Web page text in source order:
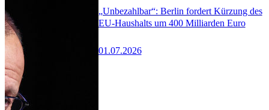
„Unbezahlbar“: Berlin fordert Kürzung des
EU-Haushalts um 400 Milliarden Euro
01.07.2026